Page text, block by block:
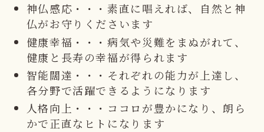
神仏感応・・・素直に唱えれば、自然と神
仏がお守りくださいます
健康幸福・・・病気や災難をまぬがれて、
健康と長寿の幸福が得られます
智能闊達・・・それぞれの能力が上達し、
各分野で活躍できるようになります
人格向上・・・ココロが豊かになり、朗ら
かで正直なヒトになります